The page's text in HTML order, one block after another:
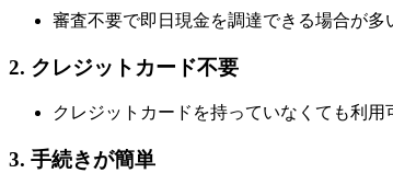
審査不要で即日現金を調達できる場合が多
2. クレジットカード不要
クレジットカードを持っていなくても利用
3. 手続きが簡単